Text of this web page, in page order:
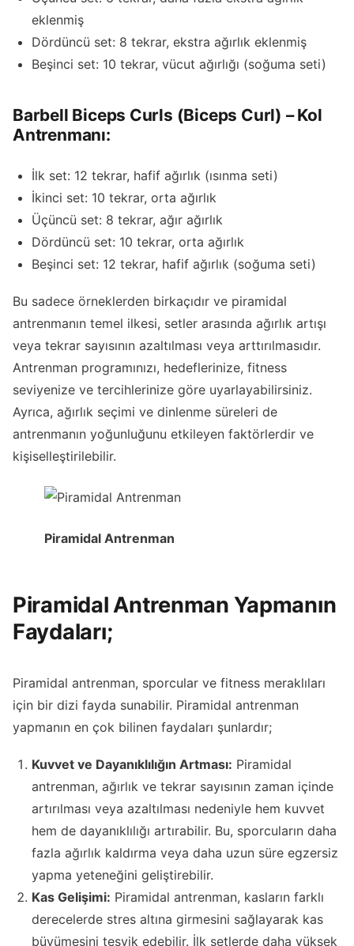
eklenmiş
Dördüncü set: 8 tekrar, ekstra ağırlık eklenmiş
Beşinci set: 10 tekrar, vücut ağırlığı (soğuma seti)
Barbell Biceps Curls (Biceps Curl) – Kol
Antrenmanı:
İlk set: 12 tekrar, hafif ağırlık (ısınma seti)
İkinci set: 10 tekrar, orta ağırlık
Üçüncü set: 8 tekrar, ağır ağırlık
Dördüncü set: 10 tekrar, orta ağırlık
Beşinci set: 12 tekrar, hafif ağırlık (soğuma seti)
Bu sadece örneklerden birkaçıdır ve piramidal
antrenmanın temel ilkesi, setler arasında ağırlık artışı
veya tekrar sayısının azaltılması veya arttırılmasıdır.
Antrenman programınızı, hedeflerinize, fitness
seviyenize ve tercihlerinize göre uyarlayabilirsiniz.
Ayrıca, ağırlık seçimi ve dinlenme süreleri de
antrenmanın yoğunluğunu etkileyen faktörlerdir ve
kişiselleştirilebilir.
Piramidal Antrenman
Piramidal Antrenman Yapmanın
Faydaları;
Piramidal antrenman, sporcular ve fitness meraklıları
için bir dizi fayda sunabilir. Piramidal antrenman
yapmanın en çok bilinen faydaları şunlardır;
Kuvvet ve Dayanıklılığın Artması: Piramidal
antrenman, ağırlık ve tekrar sayısının zaman içinde
artırılması veya azaltılması nedeniyle hem kuvvet
hem de dayanıklılığı artırabilir. Bu, sporcuların daha
fazla ağırlık kaldırma veya daha uzun süre egzersiz
yapma yeteneğini geliştirebilir.
Kas Gelişimi: Piramidal antrenman, kasların farklı
derecelerde stres altına girmesini sağlayarak kas
büyümesini teşvik edebilir. İlk setlerde daha yüksek